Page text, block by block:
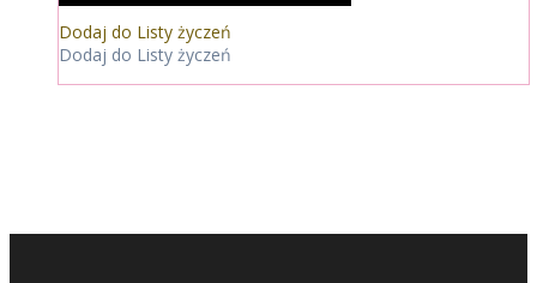
Dodaj do Listy życzeń
Dodaj do Listy życzeń